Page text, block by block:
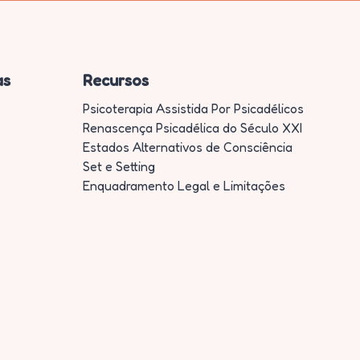
Recursos
Psicoterapia Assistida Por Psicadélicos
Renascença Psicadélica do Século XXI
Estados Alternativos de Consciência
Set e Setting
Enquadramento Legal e Limitações